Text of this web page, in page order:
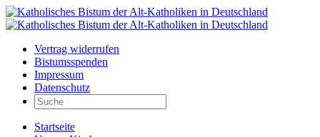
Vertrag widerrufen
Bistumsspenden
Impressum
Datenschutz
Startseite